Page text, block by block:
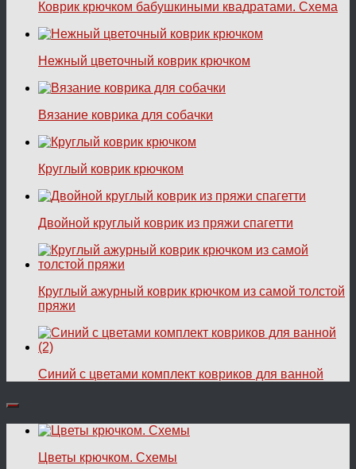
Коврик крючком бабушкиными квадратами. Схема
Нежный цветочный коврик крючком
Вязание коврика для собачки
Круглый коврик крючком
Двойной круглый коврик из пряжи спагетти
Круглый ажурный коврик крючком из самой толстой
пряжи
Синий с цветами комплект ковриков для ванной
Цветы крючком. Схемы